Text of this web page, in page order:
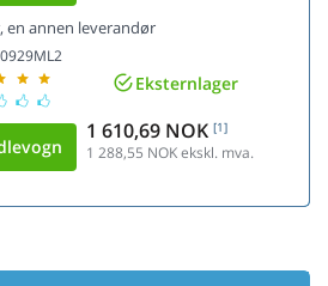
en annen leverandør
Eksternlager
1 610,69 NOK [1]
1 288,55 NOK ekskl. mva.